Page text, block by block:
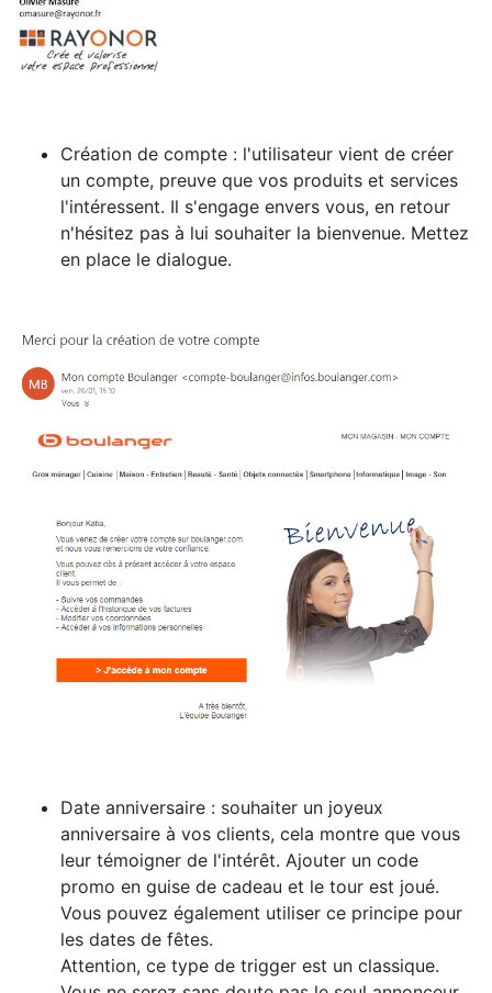
Création de compte : l'utilisateur vient de créer
un compte, preuve que vos produits et services
l'intéressent. Il s'engage envers vous, en retour
n'hésitez pas à lui souhaiter la bienvenue. Mettez
en place le dialogue.
Date anniversaire : souhaiter un joyeux
anniversaire à vos clients, cela montre que vous
leur témoigner de l'intérêt. Ajouter un code
promo en guise de cadeau et le tour est joué.
Vous pouvez également utiliser ce principe pour
les dates de fêtes.
Attention, ce type de trigger est un classique.